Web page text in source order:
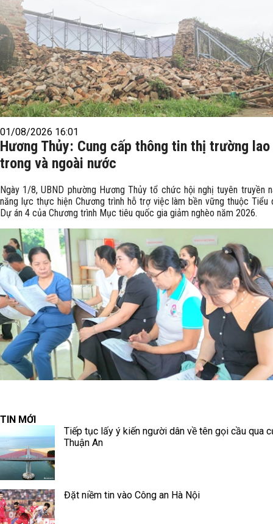
01/08/2026 16:01
Hương Thủy: Cung cấp thông tin thị trường
trong và ngoài nước
Ngày 1/8, UBND phường Hương Thủy tổ chức hội nghị tuyên truyền
năng lực thực hiện Chương trình hỗ trợ việc làm bền vững thuộc Tiểu
Dự án 4 của Chương trình Mục tiêu quốc gia giảm nghèo năm 2026.
TIN MỚI
Tiếp tục lấy ý kiến người dân về tên gọi cầu qua
Thuận An
Đặt niềm tin vào Công an Hà Nội